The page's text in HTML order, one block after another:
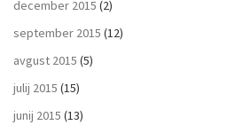
december 2015 (2)
september 2015 (12)
avgust 2015 (5)
julij 2015 (15)
junij 2015 (13)